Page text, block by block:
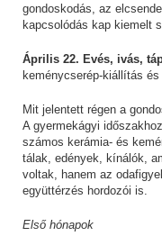
gondoskodás, az
kapcsolódás kap kiemelt
Április 22. Evés, ivás,
keménycserép-kiállítás és
Mit jelentett régen a
A gyermekágyi
számos kerámia- és
tálak, edények, kínálók,
voltak, hanem az
együttérzés hordozói is.
Első hónapok